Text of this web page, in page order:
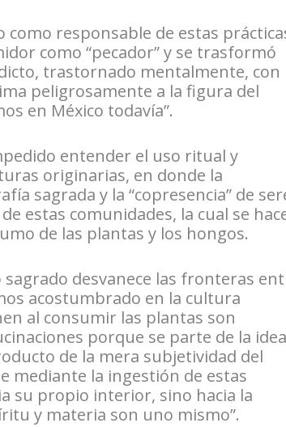
como responsable de estas
como “pecador” y se trasformó
trastornado mentalmente, con
peligrosamente a la figura del
en México todavía”.
entender el uso ritual y
originarias, en donde la
sagrada y la “copresencia” de
estas comunidades, la cual se
de las plantas y los hongos.
sagrado desvanece las fronteras
acostumbrado en la cultura
al consumir las plantas son
porque se parte de la idea
de la mera subjetividad del
mediante la ingestión de estas
su propio interior, sino hacia la
y materia son uno mismo”.